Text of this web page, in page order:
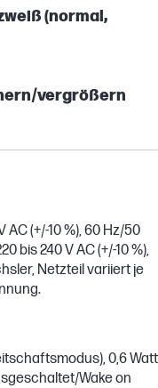
(normal,
vergrößern
AC (+/-10 %), 60 Hz/50
bis 240 V AC (+/-10 %),
Netzteil variiert je
0,6 Watt
Wake on